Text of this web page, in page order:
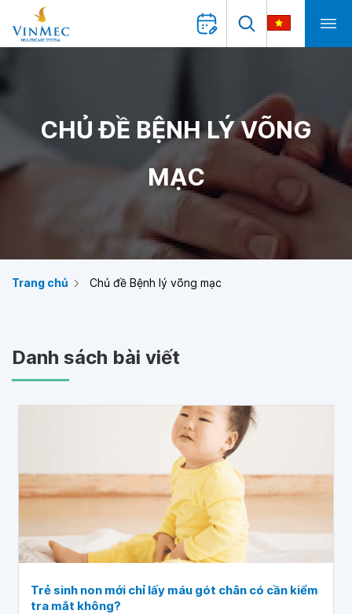
CHỦ ĐỀ BỆNH LÝ VÕNG
MẠC
Trang chủ Chủ đề Bệnh lý võng mạc
Danh sách bài viết
Trẻ sinh non mới chỉ lấy máu gót chân có cần kiểm
tra mắt không?